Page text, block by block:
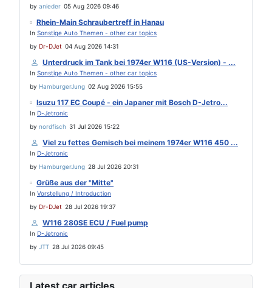
by anieder 05 Aug 2026 09:46
Rhein-Main Schraubertreff in Hanau
In Sonstige Auto Themen - other car topics
by Dr-DJet 04 Aug 2026 14:31
Unterdruck im Tank bei 1974er W116 (US-Version) - ...
In Sonstige Auto Themen - other car topics
by HamburgerJung 02 Aug 2026 15:55
Isuzu 117 EC Coupé - ein Japaner mit Bosch D-Jetro...
In D-Jetronic
by nordfisch 31 Jul 2026 15:22
Viel zu fettes Gemisch bei meinem 1974er W116 450 ...
In D-Jetronic
by HamburgerJung 28 Jul 2026 20:31
Grüße aus der "Mitte"
In Vorstellung / Introduction
by Dr-DJet 28 Jul 2026 19:37
W116 280SE ECU / Fuel pump
In D-Jetronic
by JTT 28 Jul 2026 09:45